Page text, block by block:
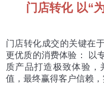
门店转化 以“
门店转化成交的关键在
更优质的消费体验：
以
质产品打造极致体验
值，最终赢得客户信赖，